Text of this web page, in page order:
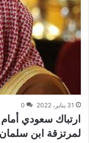
31 يناير، 2022 0
ارتباك سعودي
لمرتزقة ابن سلمان